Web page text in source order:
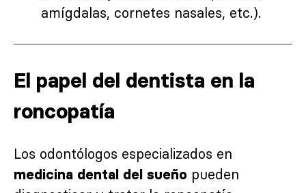
amígdalas, cornetes nasales, etc.).
El papel del dentista en la
roncopatía
Los odontólogos especializados en
medicina dental del sueño pueden